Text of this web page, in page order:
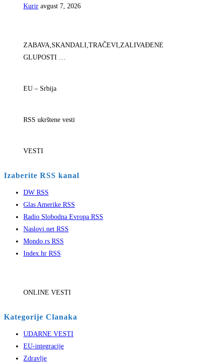
Kurir avgust 7, 2026
ZABAVA,SKANDALI,TRAČEVI,ZALIVAĐENE
GLUPOSTI …
EU – Srbija
RSS ukrštene vesti
VESTI
Izaberite RSS kanal
DW RSS
Glas Amerike RSS
Radio Slobodna Evropa RSS
Naslovi.net RSS
Mondo.rs RSS
Index.hr RSS
ONLINE VESTI
Kategorije Clanaka
UDARNE VESTI
EU-integracije
Zdravlje